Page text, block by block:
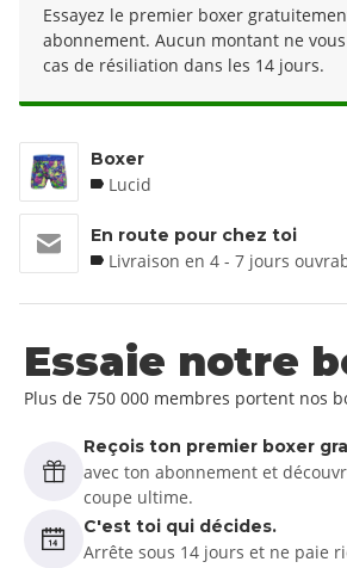
Essayez le premier boxer
abonnement. Aucun montant ne
cas de résiliation dans les 14 jours.
Boxer
Lucid
En route pour chez toi
Livraison en 4 - 7 jours
Essaie notre
Plus de 750 000 membres portent nos
Reçois ton premier boxer
avec ton abonnement et
coupe ultime.
C'est toi qui décides.
Arrête sous 14 jours et ne paie